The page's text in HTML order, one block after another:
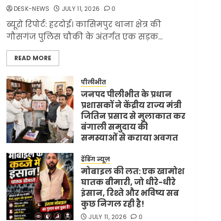
JUNE 1, 2026
3
लेख
वेतन, फिर जनता से अभद्र
व्यवहार क्यों?
JUNE 1, 2026 0
4
ट्रेंडिंग न्यूज़ विदेश
अमेरिका ने फिर से ईरान को
युद्ध समाप्त करने के लिए
भेजी अपनी 5 शर्तें
MAY 18, 2026 0
टॉप न्यूज़ ट्रेंडिंग न्यूज़
भारत-अमेरिका व्यापार
DESK-NEWS JULY 11, 2026 0
ब्यूरो रिपोर्ट: हरदोई। कासिमपुर थाना क्षेत्र की
गौसगंज पुलिस चौकी के अंतर्गत एक सड़क...
READ MORE
पीलीभीत
जनपद पीलीभीत के प्रधान
प्रशासकों ने केंद्रीय राज्य मंत्री
जितिन प्रसाद से मुलाकात कर
बंगाली समुदाय की
समस्याओं से कराया अवगत
ट्रेंडिंग न्यूज़
मोबाइल की लत: एक खामोश
घातक बीमारी, जो धीरे-धीरे
इंसान, रिश्ते और भविष्य सब
कुछ निगल रही है!
JULY 11, 2026 0